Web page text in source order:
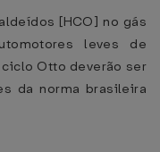
[HCO] no gás
leves de
Otto deverão ser
da norma brasileira